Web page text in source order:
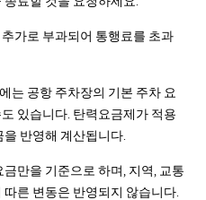
가로 부과되어 통행료를 초과
는 공항 주차장의 기본 주차 요
있습니다. 탄력요금제가 적용
반영해 계산됩니다.
만을 기준으로 하며, 지역, 교통
른 변동은 반영되지 않습니다.